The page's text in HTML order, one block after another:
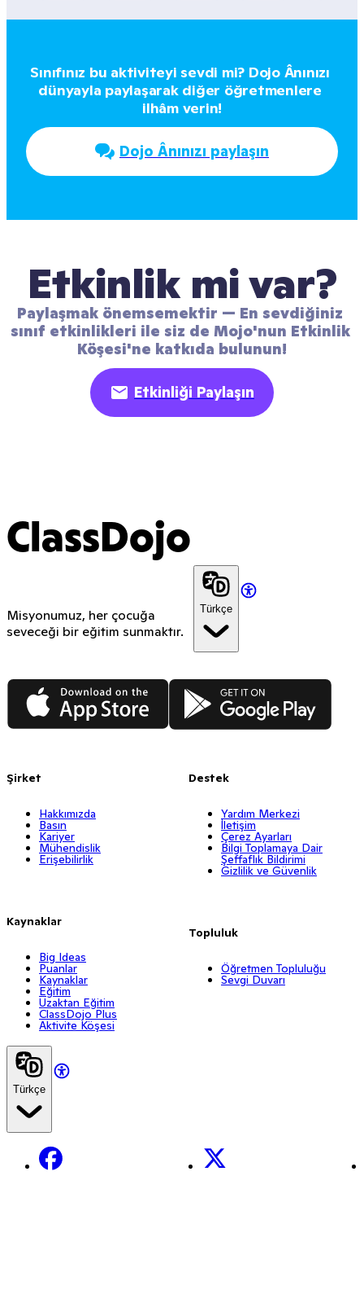
Sınıfınız bu aktiviteyi sevdi mi? Dojo Ânınızı
dünyayla paylaşarak diğer öğretmenlere
ilhâm verin!
Dojo Ânınızı paylaşın
Etkinlik mi var?
Paylaşmak önemsemektir — En sevdiğiniz
sınıf etkinlikleri ile siz de Mojo'nun Etkinlik
Köşesi'ne katkıda bulunun!
Etkinliği Paylaşın
ClassDojo
Misyonumuz, her çocuğa
seveceği bir eğitim sunmaktır.
Türkçe
App Store Google Play
Şirket
Hakkımızda
Basın
Kariyer
Mühendislik
Erişebilirlik
Kaynaklar
Big Ideas
Puanlar
Kaynaklar
Eğitim
Uzaktan Eğitim
ClassDojo Plus
Aktivite Köşesi
Destek
Yardım Merkezi
İletişim
Çerez Ayarları
Bilgi Toplamaya Dair
Şeffaflık Bildirimi
Gizlilik ve Güvenlik
Topluluk
Öğretmen Topluluğu
Sevgi Duvarı
Türkçe
Facebook X